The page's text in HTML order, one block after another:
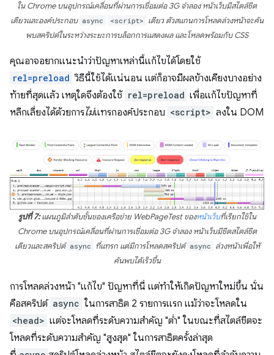
ใน Chrome บนอุปกรณ์เคลื่อนที่ผ่านการเชื่อมต่อ 3G จำลอง หน้าเว็บมีสไตล์ชีต
เดียวและองค์ประกอบ async <script> เดียว ตัวสแกนการโหลดล่วงหน้าจะค้น
พบสคริปต์ในระหว่างระยะการบล็อกการแสดงผล และโหลดพร้อมกับ CSS
คุณอาจอยากแนะนำว่าปัญหาเหล่านี้แก้ไขได้โดยใช้
rel=preload วิธีนี้ใช้ได้แน่นอน แต่ก็อาจมีผลข้างเคียงบางอย่าง
ท้ายที่สุดแล้ว เหตุใดจึงต้องใช้ rel=preload เพื่อแก้ไขปัญหาที่
หลีกเลี่ยงได้ด้วยการไม่แทรกองค์ประกอบ <script> ลงใน DOM
รูปที่ 7:แผนภูมิลำดับชั้นของเครือข่าย WebPageTest ของหน้าเว็บที่เรียกใช้ใน
Chrome บนอุปกรณ์เคลื่อนที่ผ่านการเชื่อมต่อ 3G จำลอง หน้าเว็บมีชีตสไตล์ชีต
เดียวและสคริปต์ async ที่แทรก แต่มีการโหลดสคริปต์ async ล่วงหน้าเพื่อให้
ค้นพบได้เร็วขึ้น
การโหลดล่วงหน้า "แก้ไข" ปัญหาที่นี่ แต่ทำให้เกิดปัญหาใหม่ขึ้น นั่น
คือสคริปต์ async ในการสาธิต 2 รายการแรก แม้ว่าจะโหลดใน
<head> แต่จะโหลดที่ระดับความสำคัญ "ต่ำ" ในขณะที่สไตล์ชีตจะ
โหลดที่ระดับความสำคัญ "สูงสุด" ในการสาธิตครั้งล่าสุด